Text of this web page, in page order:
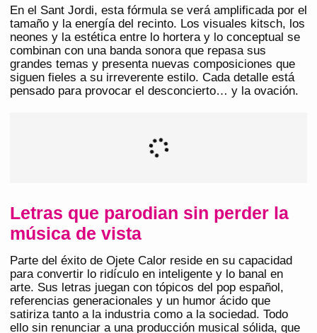
En el Sant Jordi, esta fórmula se verá amplificada por el
tamaño y la energía del recinto. Los visuales kitsch, los
neones y la estética entre lo hortera y lo conceptual se
combinan con una banda sonora que repasa sus
grandes temas y presenta nuevas composiciones que
siguen fieles a su irreverente estilo. Cada detalle está
pensado para provocar el desconcierto… y la ovación.
Letras que parodian sin perder la
música de vista
Parte del éxito de Ojete Calor reside en su capacidad
para convertir lo ridículo en inteligente y lo banal en
arte. Sus letras juegan con tópicos del pop español,
referencias generacionales y un humor ácido que
satiriza tanto a la industria como a la sociedad. Todo
ello sin renunciar a una producción musical sólida, que